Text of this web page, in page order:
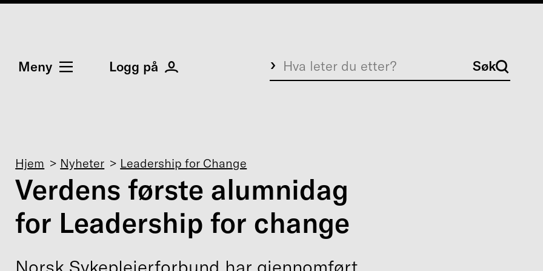
Meny Logg på Søk Søk
Navigasjonssti
Hjem Nyheter Leadership for Change
Verdens første alumnidag
for Leadership for change